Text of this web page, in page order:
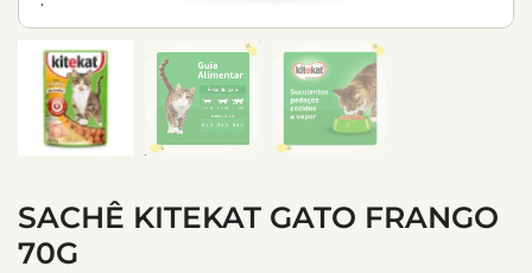
SACHÊ KITEKAT GATO FRANGO
70G